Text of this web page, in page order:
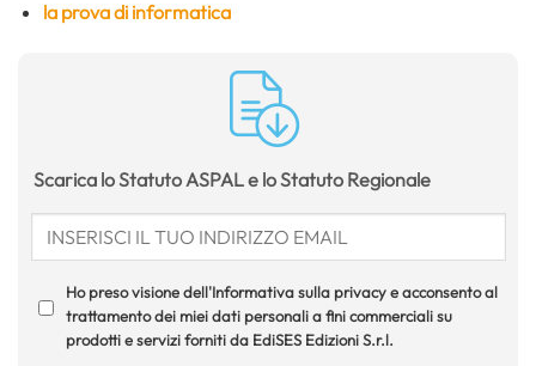
la prova di informatica
Scarica lo Statuto ASPAL e lo Statuto Regionale
Ho preso visione dell'Informativa sulla privacy e acconsento al
trattamento dei miei dati personali a fini commerciali su
prodotti e servizi forniti da EdiSES Edizioni S.r.l.